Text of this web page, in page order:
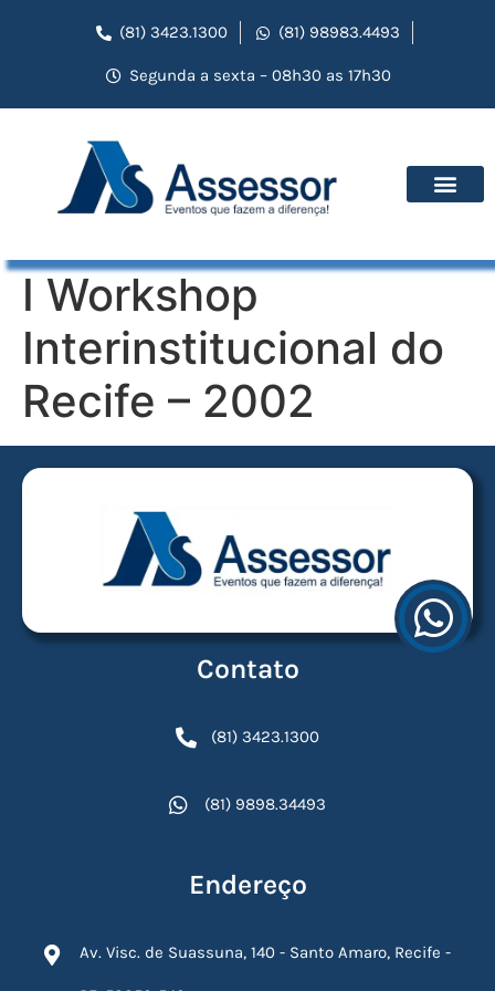
(81) 3423.1300 (81) 98983.4493
Segunda a sexta – 08h30 as 17h30
I Workshop
Interinstitucional do
Recife – 2002
Contato
(81) 3423.1300
(81) 9898.34493
Endereço
Av. Visc. de Suassuna, 140 - Santo Amaro, Recife -